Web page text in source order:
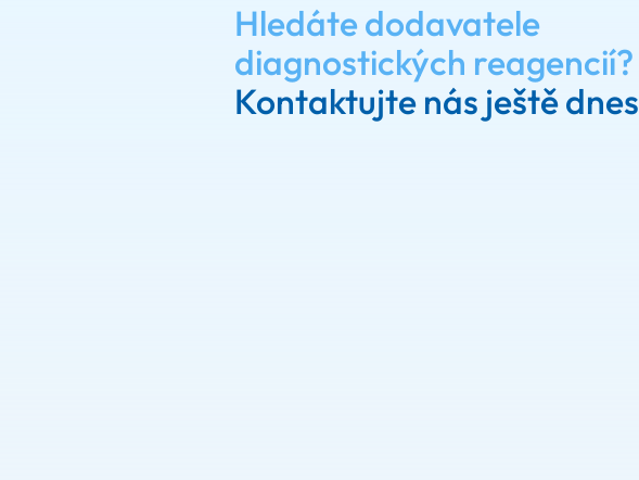
Hledáte dodavatele
diagnostických reagencií?
Kontaktujte nás ještě dnes